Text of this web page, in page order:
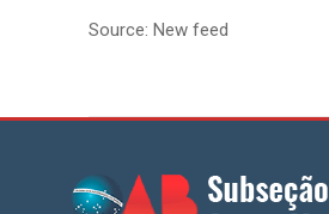
Source: New feed